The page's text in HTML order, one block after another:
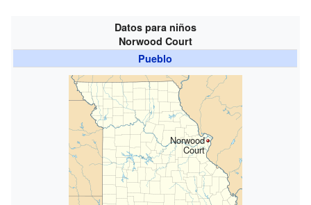
Datos para niños
Norwood Court
Pueblo
Norwood
Court